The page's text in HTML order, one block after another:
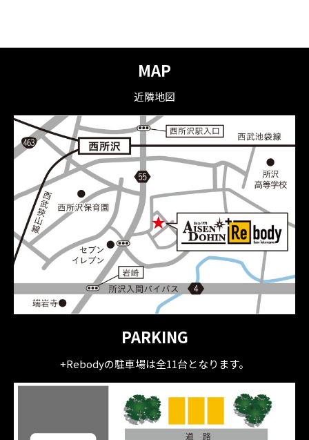
MAP
近隣地図
PARKING
+Rebodyの駐車場は全11台となります。